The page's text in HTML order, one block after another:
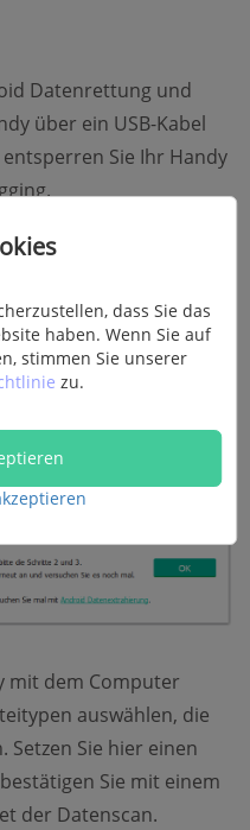
Datenrettung und
über ein USB-Kabel
Sie Ihr Handy
mit dem Computer
auswählen, die
Sie hier einen
Sie mit einem
der Datenscan.
dass Sie das
haben. Wenn Sie auf
stimmen Sie unserer
zu.